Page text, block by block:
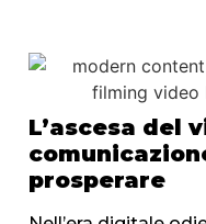
L’ascesa del
prosperare